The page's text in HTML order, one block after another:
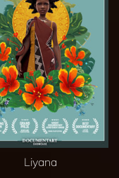
Liyana